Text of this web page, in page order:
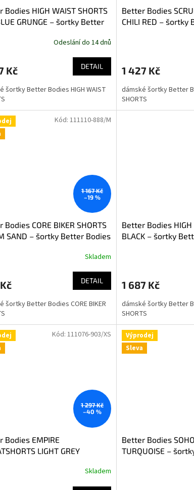
Bodies HIGH WAIST SHORTS
GRUNGE – šortky Better
Odeslání do 14 dnů
Kč DETAIL
šortky Better Bodies HIGH WAIST
Better Bodies
CHILI RED – šortky
1 427 Kč
dámské šortky Better
SHORTS
1 167 Kč
–19 %
Bodies CORE BIKER SHORTS
SAND – šortky Better Bodies
Skladem
DETAIL
šortky Better Bodies CORE BIKER
Kód: 111110-888/M
Better Bodies HIGH
BLACK – šortky
1 687 Kč
dámské šortky Better
SHORTS
1 297 Kč
–40 %
Bodies EMPIRE
LIGHT GREY
Skladem
Kód: 111076-903/XS
Výprodej
Sleva
Better Bodies
TURQUOISE –